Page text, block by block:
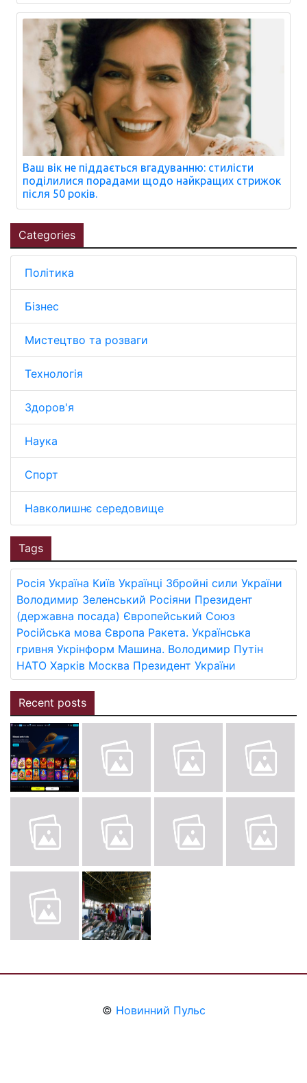
Ваш вік не піддається вгадуванню: стилісти
поділилися порадами щодо найкращих стрижок
після 50 років.
Categories
Політика
Бізнес
Мистецтво та розваги
Технологія
Здоров'я
Наука
Спорт
Навколишнє середовище
Tags
Росія Україна Київ Українці Збройні сили України
Володимир Зеленський Росіяни Президент
(державна посада) Європейський Союз
Російська мова Європа Ракета. Українська
гривня Укрінформ Машина. Володимир Путін
НАТО Харків Москва Президент України
Recent posts
© Новинний Пульс